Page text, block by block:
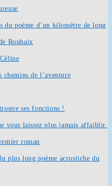
du poème d’un kilomètre de long
Roubaix
de l’aventure
ses fonctions !
vous laissez plus jamais affaiblir.
roman
plus long poème acrostiche du